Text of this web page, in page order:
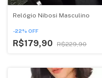
Relógio Nibosi Masculino
-22% OFF
R$179,90 R$229,90